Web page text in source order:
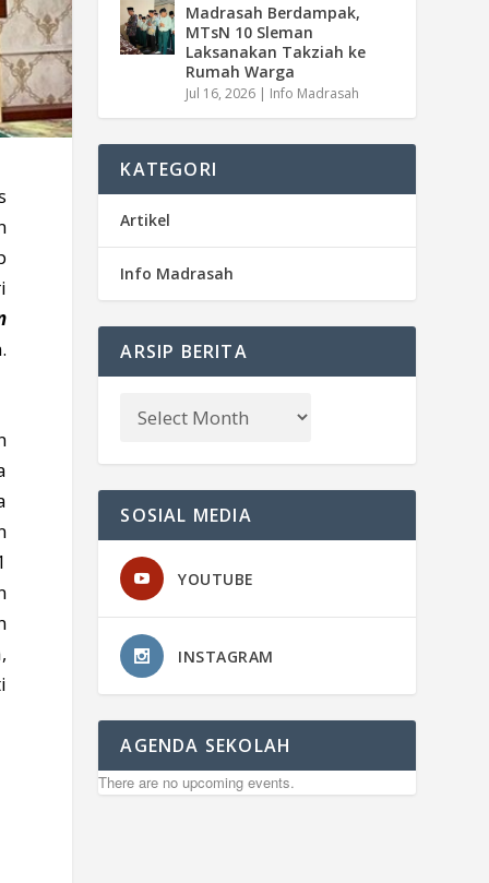
Madrasah Berdampak,
MTsN 10 Sleman
Laksanakan Takziah ke
Rumah Warga
Jul 16, 2026 | Info Madrasah
KATEGORI
Artikel
Info Madrasah
ARSIP BERITA
SOSIAL MEDIA
YOUTUBE
INSTAGRAM
AGENDA SEKOLAH
There are no upcoming events.